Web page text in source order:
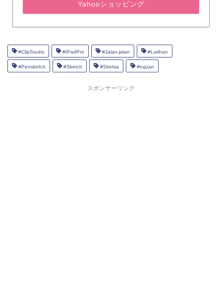
Yahooショッピング
#ClipStudio #IPadPro #Jalan-jalan #Latihan
#Pensketch #Sketch #Sketsa #tujuan
スポンサーリンク